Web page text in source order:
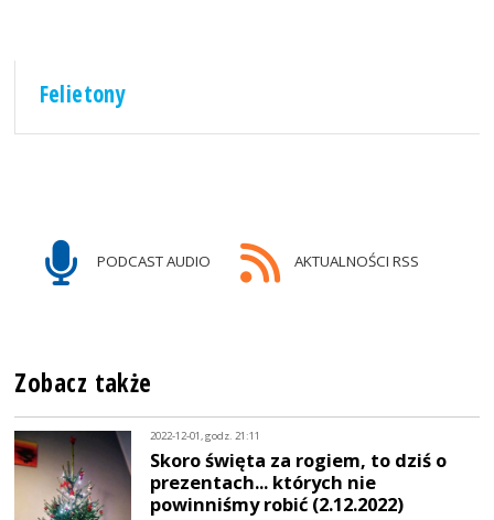
Felietony
PODCAST AUDIO AKTUALNOŚCI RSS
Zobacz także
2022-12-01, godz. 21:11
Skoro święta za rogiem, to dziś o
prezentach... których nie
powinniśmy robić (2.12.2022)